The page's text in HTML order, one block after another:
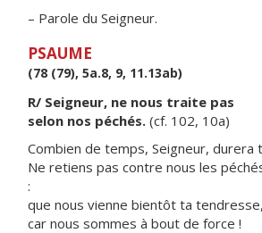
– Parole du Seigneur.
PSAUME
(78 (79), 5a.8, 9, 11.13ab)
R/ Seigneur, ne nous traite pas
selon nos péchés. (cf. 102, 10a)
Combien de temps, Seigneur, durera
Ne retiens pas contre nous les
:
que nous vienne bientôt ta tendresse,
car nous sommes à bout de force !